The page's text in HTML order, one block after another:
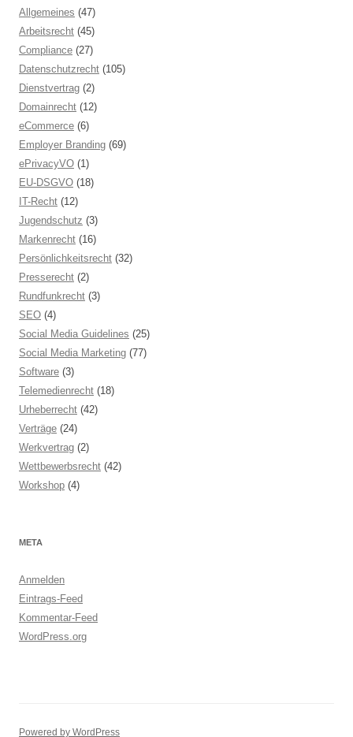
Allgemeines (47)
Arbeitsrecht (45)
Compliance (27)
Datenschutzrecht (105)
Dienstvertrag (2)
Domainrecht (12)
eCommerce (6)
Employer Branding (69)
ePrivacyVO (1)
EU-DSGVO (18)
IT-Recht (12)
Jugendschutz (3)
Markenrecht (16)
Persönlichkeitsrecht (32)
Presserecht (2)
Rundfunkrecht (3)
SEO (4)
Social Media Guidelines (25)
Social Media Marketing (77)
Software (3)
Telemedienrecht (18)
Urheberrecht (42)
Verträge (24)
Werkvertrag (2)
Wettbewerbsrecht (42)
Workshop (4)
META
Anmelden
Eintrags-Feed
Kommentar-Feed
WordPress.org
Powered by WordPress